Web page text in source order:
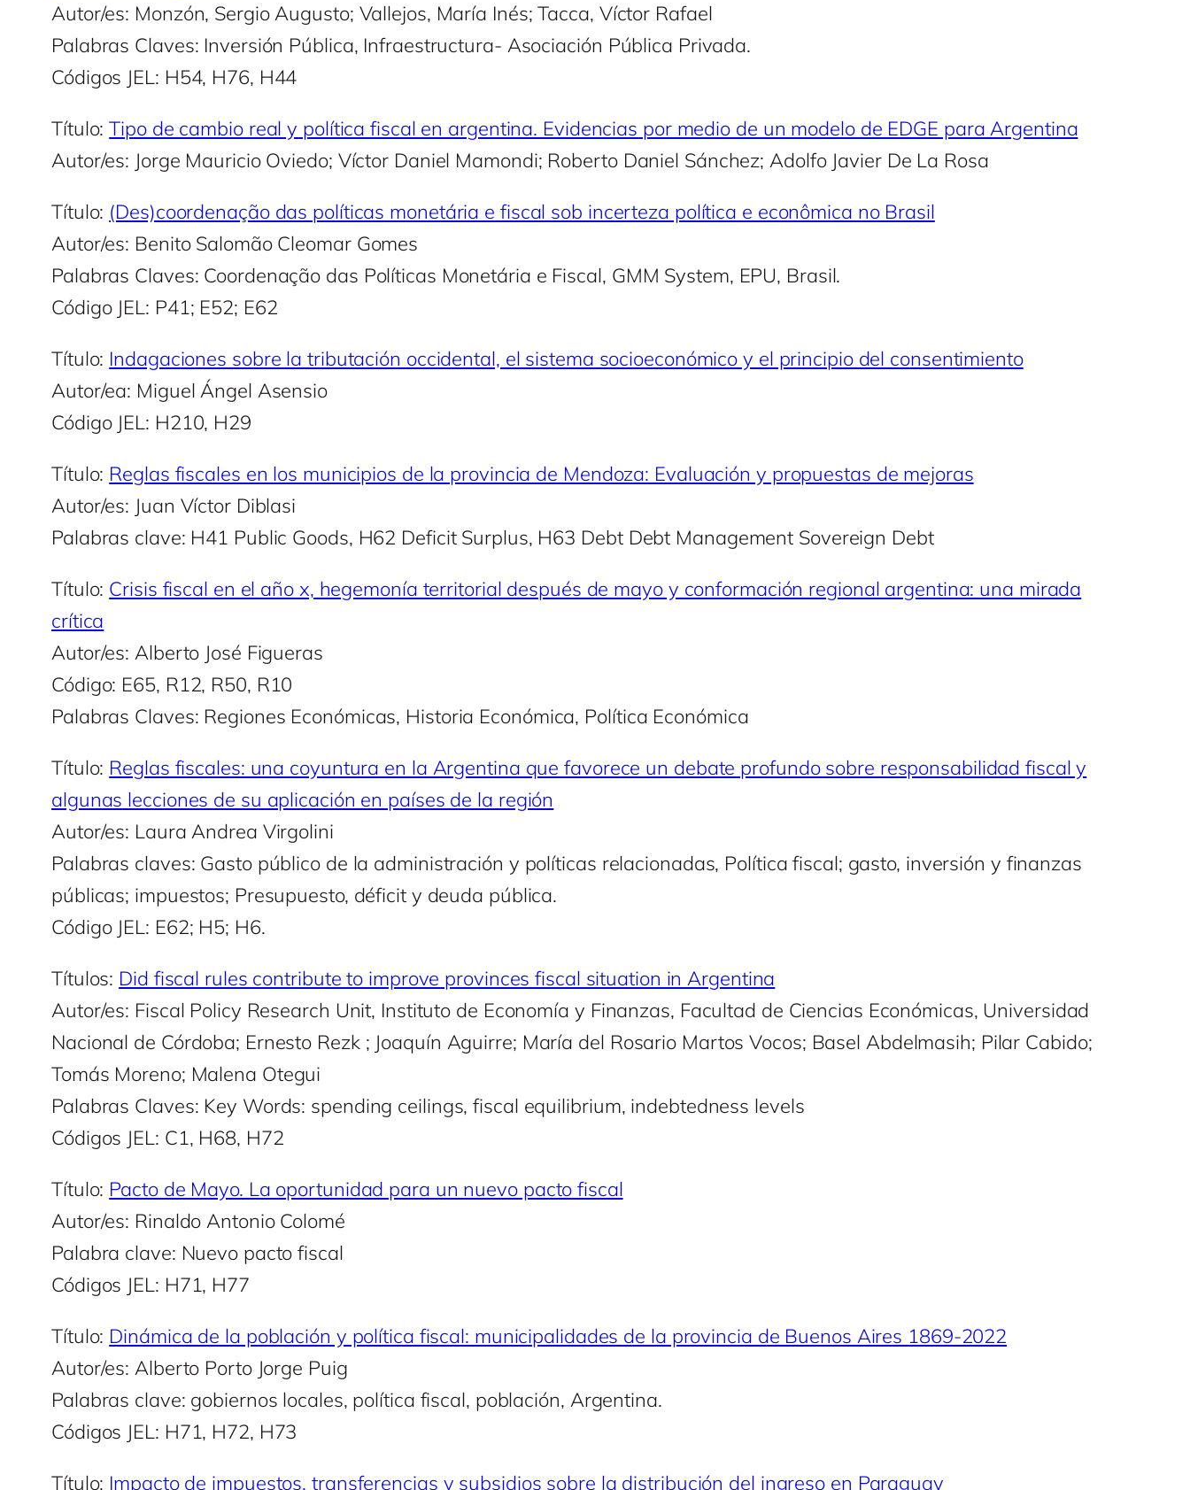
Autor/es: Monzón, Sergio Augusto; Vallejos, María Inés; Tacca, Víctor Rafael
Palabras Claves: Inversión Pública, Infraestructura- Asociación Pública Privada.
Códigos JEL: H54, H76, H44
Título:Tipo de cambio real y política fiscal en argentina. Evidencias por medio de un modelo de EDGE para Argentina
Autor/es: Jorge Mauricio Oviedo; Víctor Daniel Mamondi; Roberto Daniel Sánchez; Adolfo Javier De La Rosa
Título: (Des)coordenação das políticas monetária e fiscal sob incerteza política e econômica no Brasil
Autor/es: Benito Salomão Cleomar Gomes
Palabras Claves: Coordenação das Políticas Monetária e Fiscal, GMM System, EPU, Brasil.
Código JEL: P41; E52; E62
Título: Indagaciones sobre la tributación occidental, el sistema socioeconómico y el principio del consentimiento
Autor/ea: Miguel Ángel Asensio
Código JEL: H210, H29
Título: Reglas fiscales en los municipios de la provincia de Mendoza: Evaluación y propuestas de mejoras
Autor/es: Juan Víctor Diblasi
Palabras clave: H41 Public Goods, H62 Deficit Surplus, H63 Debt Debt Management Sovereign Debt
Título: Crisis fiscal en el año x, hegemonía territorial después de mayo y conformación regional argentina: una mirada
crítica
Autor/es: Alberto José Figueras
Código: E65, R12, R50, R10
Palabras Claves: Regiones Económicas, Historia Económica, Política Económica
Título: Reglas fiscales: una coyuntura en la Argentina que favorece un debate profundo sobre responsabilidad fiscal y
algunas lecciones de su aplicación en países de la región
Autor/es: Laura Andrea Virgolini
Palabras claves: Gasto público de la administración y políticas relacionadas, Política fiscal; gasto, inversión y finanzas
públicas; impuestos; Presupuesto, déficit y deuda pública.
Código JEL: E62; H5; H6.
Títulos: Did fiscal rules contribute to improve provinces fiscal situation in Argentina
Autor/es: Fiscal Policy Research Unit, Instituto de Economía y Finanzas, Facultad de Ciencias Económicas, Universidad
Nacional de Córdoba; Ernesto Rezk ; Joaquín Aguirre; María del Rosario Martos Vocos; Basel Abdelmasih; Pilar Cabido;
Tomás Moreno; Malena Otegui
Palabras Claves: Key Words: spending ceilings, fiscal equilibrium, indebtedness levels
Códigos JEL: C1, H68, H72
Título: Pacto de Mayo. La oportunidad para un nuevo pacto fiscal
Autor/es: Rinaldo Antonio Colomé
Palabra clave: Nuevo pacto fiscal
Códigos JEL: H71, H77
Título: Dinámica de la población y política fiscal: municipalidades de la provincia de Buenos Aires 1869-2022
Autor/es: Alberto Porto Jorge Puig
Palabras clave: gobiernos locales, política fiscal, población, Argentina.
Códigos JEL: H71, H72, H73
Título: Impacto de impuestos, transferencias y subsidios sobre la distribución del ingreso en Paraguay